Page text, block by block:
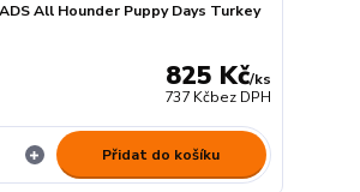
All Hounder Puppy Days Turkey
825 Kč/ks
737 Kčbez DPH
Přidat do košíku